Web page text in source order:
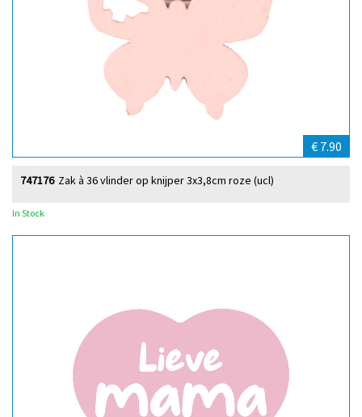
€ 7.90
Zak à 36 vlinder op knijper 3x3,8cm roze (ucl)
747176
In Stock